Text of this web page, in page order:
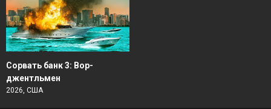
Сорвать банк 3: Вор-
джентльмен
2026, США